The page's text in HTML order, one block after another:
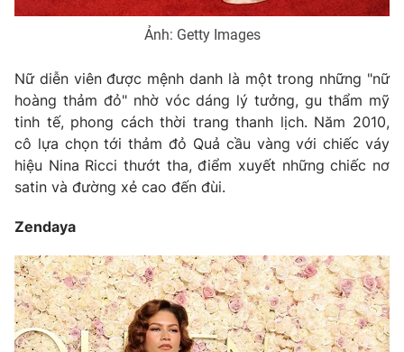
Ảnh: Getty Images
Nữ diễn viên được mệnh danh là một trong những "nữ
hoàng thảm đỏ" nhờ vóc dáng lý tưởng, gu thẩm mỹ
tinh tế, phong cách thời trang thanh lịch. Năm 2010,
cô lựa chọn tới thảm đỏ Quả cầu vàng với chiếc váy
hiệu Nina Ricci thướt tha, điểm xuyết những chiếc nơ
satin và đường xẻ cao đến đùi.
Zendaya